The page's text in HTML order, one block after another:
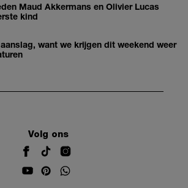
Maud Akkermans en Olivier Lucas
kind
want we krijgen dit weekend weer
Volg ons